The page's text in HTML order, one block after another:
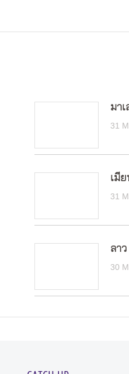
มาเ
31
เมี
31
ลาว
30